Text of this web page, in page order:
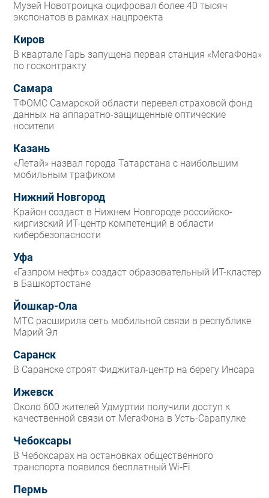
Музей Новотроицка оцифровал более 40 тысяч
экспонатов в рамках нацпроекта
Киров
В квартале Гарь запущена первая станция «МегаФона»
по госконтракту
Самара
ТФОМС Самарской области перевел страховой фонд
данных на аппаратно-защищенные оптические
носители
Казань
«Летай» назвал города Татарстана с наибольшим
мобильным трафиком
Нижний Новгород
Крайон создаст в Нижнем Новгороде российско-
киргизский ИТ-центр компетенций в области
кибербезопасности
Уфа
«Газпром нефть» создаст образовательный ИТ-кластер
в Башкортостане
Йошкар-Ола
МТС расширила сеть мобильной связи в республике
Марий Эл
Саранск
В Саранске строят Фиджитал-центр на берегу Инсара
Ижевск
Около 600 жителей Удмуртии получили доступ к
качественной связи от МегаФона в Усть-Сарапулке
Чебоксары
В Чебоксарах на остановках общественного
транспорта появился бесплатный Wi‑Fi
Пермь